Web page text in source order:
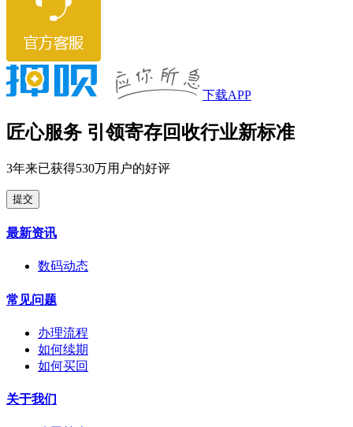
下载APP
匠心服务 引领寄存回收行业新标准
3年来已获得530万用户的好评
提交
最新资讯
数码动态
常见问题
办理流程
如何续期
如何买回
关于我们